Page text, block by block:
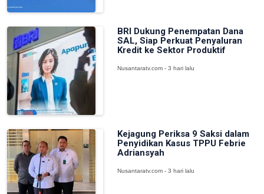
BRI Dukung Penempatan Dana
SAL, Siap Perkuat Penyaluran
Kredit ke Sektor Produktif
Nusantaratv.com - 3 hari lalu
Kejagung Periksa 9 Saksi dalam
Penyidikan Kasus TPPU Febrie
Adriansyah
Nusantaratv.com - 3 hari lalu